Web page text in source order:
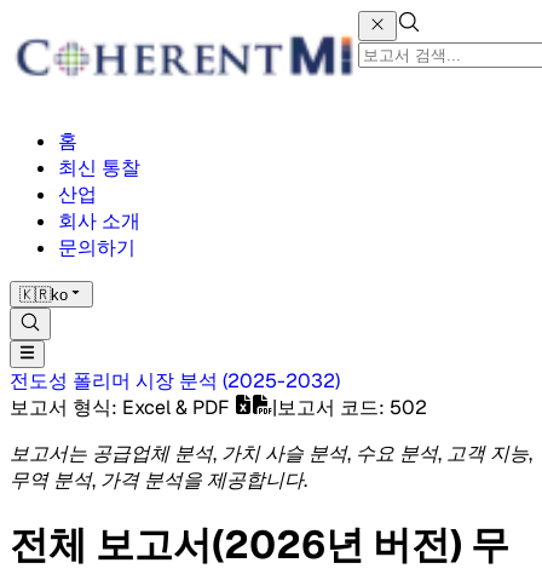
홈
최신 통찰
산업
회사 소개
문의하기
🇰🇷ko
전도성 폴리머 시장 분석 (2025-2032)
보고서 형식: Excel & PDF |보고서 코드: 502
보고서는 공급업체 분석, 가치 사슬 분석, 수요 분석, 고객 지능,
무역 분석, 가격 분석을 제공합니다.
전체 보고서(2026년 버전) 무